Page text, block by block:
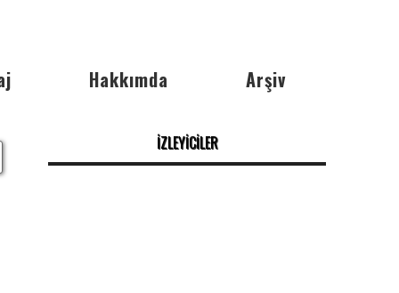
Hakkımda Arşiv
İZLEYİCİLER